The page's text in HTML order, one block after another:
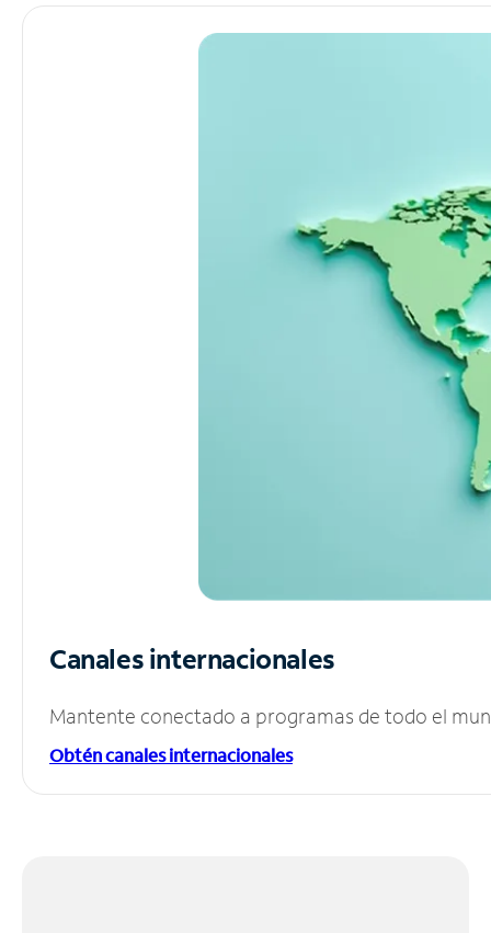
Canales internacionales
Mantente conectado a programas de todo el
Obtén canales internacionales